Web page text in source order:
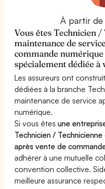
À partir
Vous êtes Technicien /
maintenance de
commande
spécialement dédiée à
Les assureurs ont
dédiées à la branche
maintenance de service
numérique.
Si vous êtesune
Technicien /
après vente de
adhérer à une mutuelle
convention collective.
meilleure assurance